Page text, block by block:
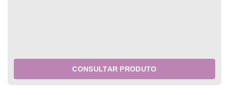
CONSULTAR PRODUTO